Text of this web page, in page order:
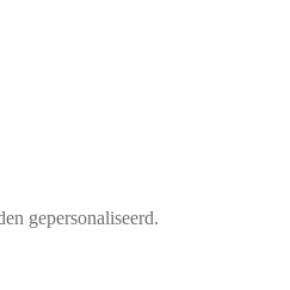
gepersonaliseerd.